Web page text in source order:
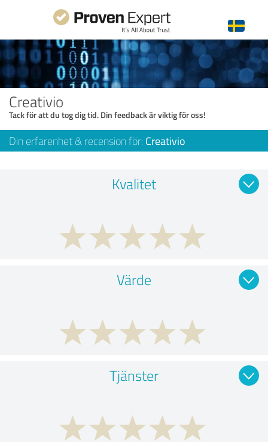
Creativio
Tack för att du tog dig tid. Din feedback är viktig för oss!
Din erfarenhet & recension för: Creativio
Kvalitet
Värde
Tjänster